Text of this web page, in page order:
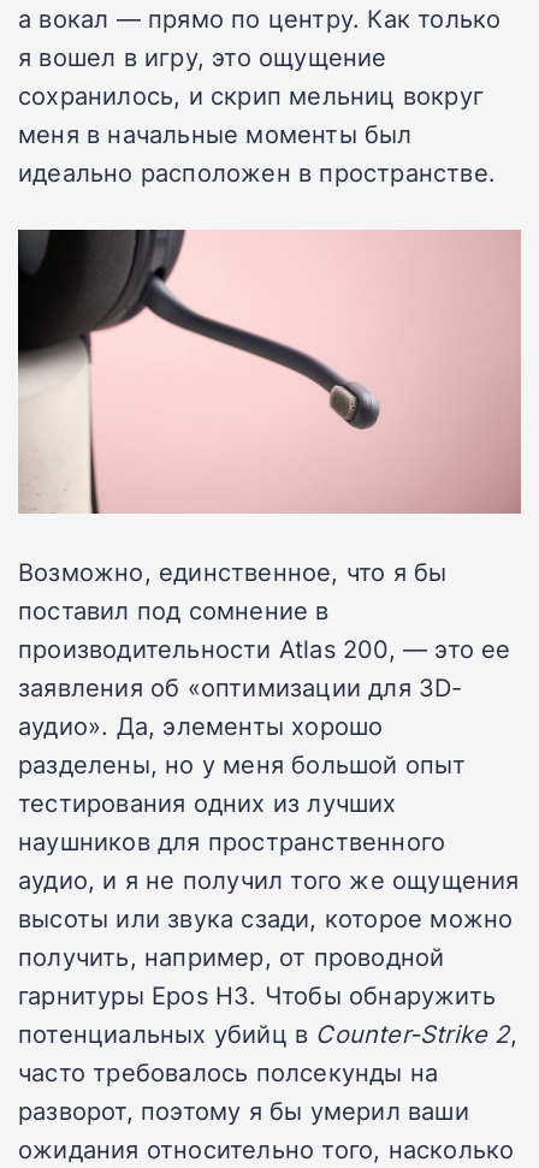
а вокал — прямо по центру. Как только
я вошел в игру, это ощущение
сохранилось, и скрип мельниц вокруг
меня в начальные моменты был
идеально расположен в пространстве.
Возможно, единственное, что я бы
поставил под сомнение в
производительности Atlas 200, — это ее
заявления об «оптимизации для 3D-
аудио». Да, элементы хорошо
разделены, но у меня большой опыт
тестирования одних из лучших
наушников для пространственного
аудио, и я не получил того же ощущения
высоты или звука сзади, которое можно
получить, например, от проводной
гарнитуры Epos H3. Чтобы обнаружить
потенциальных убийц в Counter-Strike 2,
часто требовалось полсекунды на
разворот, поэтому я бы умерил ваши
ожидания относительно того, насколько